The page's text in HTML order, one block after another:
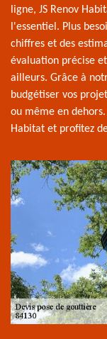
ligne, JS Renov
l'essentiel. Plus
chiffres et des
évaluation précise
ailleurs. Grâce à
budgétiser vos
ou même en dehors.
Habitat et profitez